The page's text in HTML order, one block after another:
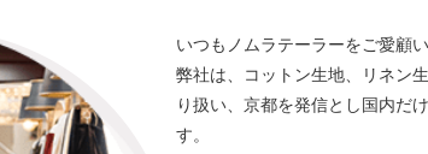
いつもノムラテーラーをご愛顧
弊社は、コットン生地、リネン
り扱い、京都を発信とし国内だ
す。